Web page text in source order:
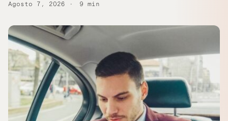
Agosto 7, 2026 9 min